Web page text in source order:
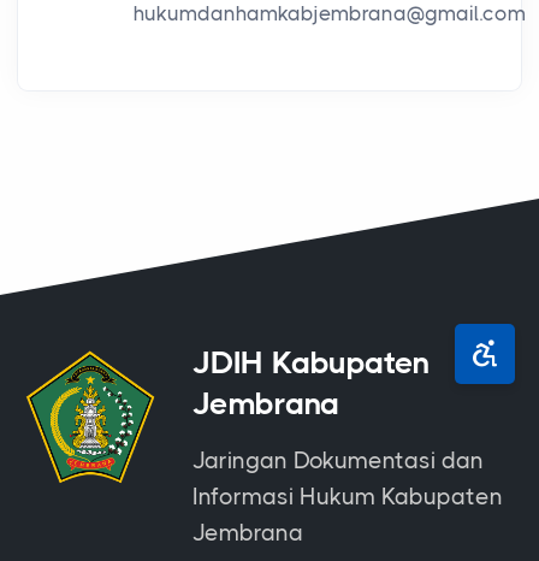
hukumdanhamkabjembrana@gmail.com
JDIH Kabupaten
Jembrana
Jaringan Dokumentasi dan
Informasi Hukum Kabupaten
Jembrana